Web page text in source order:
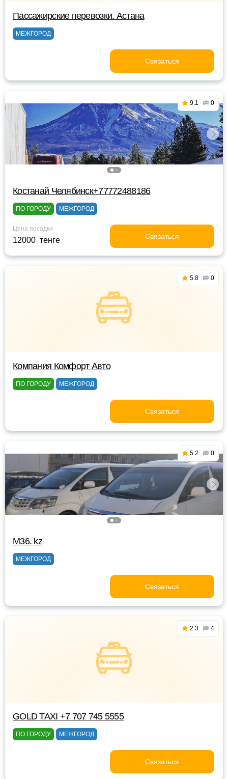
Пассажирские перевозки. Астана
МЕЖГОРОД
Связаться
9.1 0
Костанай Челябинск+77772488186
ПО ГОРОДУ МЕЖГОРОД
Цена посадки
12000 тенге Связаться
5.8 0
Компания Комфорт Авто
ПО ГОРОДУ МЕЖГОРОД
Связаться
5.2 0
M36. kz
МЕЖГОРОД
Связаться
2.3 4
GOLD TAXI +7 707 745 5555
ПО ГОРОДУ МЕЖГОРОД
Связаться